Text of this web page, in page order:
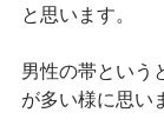
と思います。
男性の帯という
が多い様に思い